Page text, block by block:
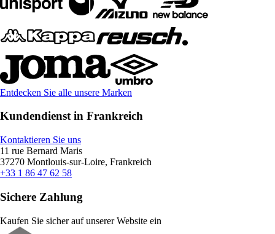
Entdecken Sie alle unsere Marken
Kundendienst in Frankreich
Kontaktieren Sie uns
11 rue Bernard Maris
37270 Montlouis-sur-Loire, Frankreich
+33 1 86 47 62 58
Sichere Zahlung
Kaufen Sie sicher auf unserer Website ein